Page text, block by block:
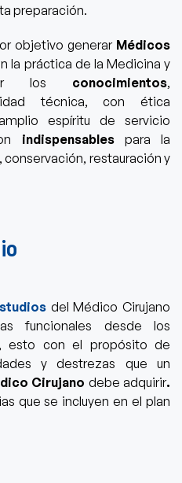
preparación.
objetivo generar Médicos
la práctica de la Medicina y
los conocimientos,
técnica,con ética
espíritu de servicio
indispensablespara la
restauración y
del Médico Cirujano
funcionales desde los
esto con el propósito de
y destrezas que un
Cirujano debe adquirir.
que se incluyen en el plan